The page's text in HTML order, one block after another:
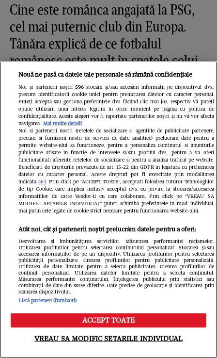
Cine este românca angajată la PSG,
cel mai puternic club din Europa.
Tânăra explică de ce fotbalul
românesc este mult în spatele celui
din Occident
GSP.ro
Ghencea superbă: reprezentanta
României la „Miss Universe” și-a
susținut favoritul din tribune, la
FCSB - FC Argeș
Redactia.ro
Cum a fost Denise Rifai înșelată de
Meniu Caută
Nouă ne pasă ca datele tale personale să rămână confidențiale
Noi și partenerii noștri 596stocăm și/sau accesăm informații pe dispozitivul dvs.,
precum identificatorii cookie unici pentru prelucrarea datelor cu caracter personal.
Puteți accepta sau gestiona preferințele dvs. făcând clic mai jos, respectiv vă puteți
opune utilizării unui interes legitim în orice moment pe pagina cu politica de
confidențialitate. Aceste alegeri vor fi raportate partenerilor noștri și nu vă vor afecta
navigarea. Mai multe detalii
Noi si partenerii nostri (retelele de socializare si agentiile de publicitate partenere,
precum si furnizorii nostri de servicii de date analitice) prelucram date pentru a
permite website-ului sa functioneze, pentru a personaliza continutul si anunturile
publicitare afisate in functie de interesele si/sau profilul dvs., pentru a va oferi
functionalitati aferente retelelor de socializare si pentru a analiza traficul pe website.
Beneficiati de drepturile prevazute de art. 15-22 din GDPR in legatura cu prelucrarea
datelor cu caracter personal. Aceste drepturi pot fi exercitate prin modalitatea
indicataaici. Prin click pe “ACCEPT TOATE”, acceptati folosirea tuturor Tehnologiilor
de tip Cookie, care implica inclusiv acceptul dvs. cu privire la stocarea/accesarea
informatiilor de catre Vendor-ii cu care colaboram. Prin click pe “VREAU SA
MODIFIC SETARILE INDIVIDUAL” puteti schimba preferintele in mod individual,
mai putin cele legate de cookie strict necesare pentru functionarea website-ului.
Atât noi, cât și partenerii noștri prelucrăm datele pentru a oferi:
Dezvoltarea și îmbunătățirea serviciilor. Măsurarea performanței reclamelor.
Utilizarea profilurilor pentru selectarea conținutului personalizat. Stocarea și/sau
accesarea informațiilor de pe un dispozitiv. Utilizarea profilurilor pentru selectarea
publicității personalizate. Crearea profilurilor pentru publicitate personalizată.
Utilizarea de date limitate pentru a selecta publicitatea. Crearea profilurilor de
conținut personalizat. Utilizarea datelor limitate pentru a selecta conținutul.
Măsurarea performanței conținutului. Înțelegerea publicului prin statistici sau
combinații de date din surse diferite. Date precise de geolocație și identificarea prin
scanarea dispozitivului.
Listă parteneri (furnizori)
ACCEPT TOATE
VREAU SA MODIFIC SETARILE INDIVIDUAL